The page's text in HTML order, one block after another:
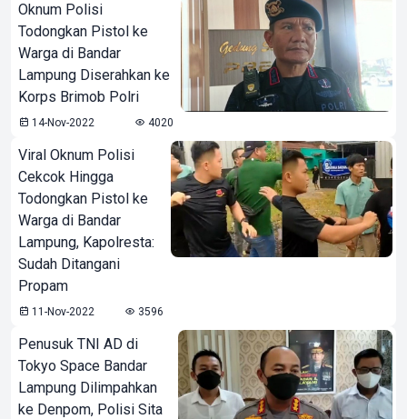
Oknum Polisi
Todongkan Pistol ke
Warga di Bandar
Lampung Diserahkan ke
Korps Brimob Polri
14-Nov-2022 4020
Viral Oknum Polisi
Cekcok Hingga
Todongkan Pistol ke
Warga di Bandar
Lampung, Kapolresta:
Sudah Ditangani
Propam
11-Nov-2022 3596
Penusuk TNI AD di
Tokyo Space Bandar
Lampung Dilimpahkan
ke Denpom, Polisi Sita